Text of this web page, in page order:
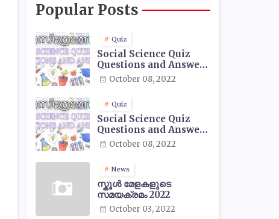
Popular Posts
Quiz
Social Science Quiz
Questions and Answers
- 01October 08, 2022
Quiz
Social Science Quiz
Questions and Answers
- 02October 08, 2022
News
സ്കൂൾ മേളകളുടെ
സമയക്രമം 2022
October 03, 2022